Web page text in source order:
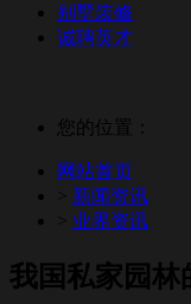
别墅装修
诚聘英才
您的位置：
网站首页
> 新闻资讯
> 业界资讯
我国私家园林